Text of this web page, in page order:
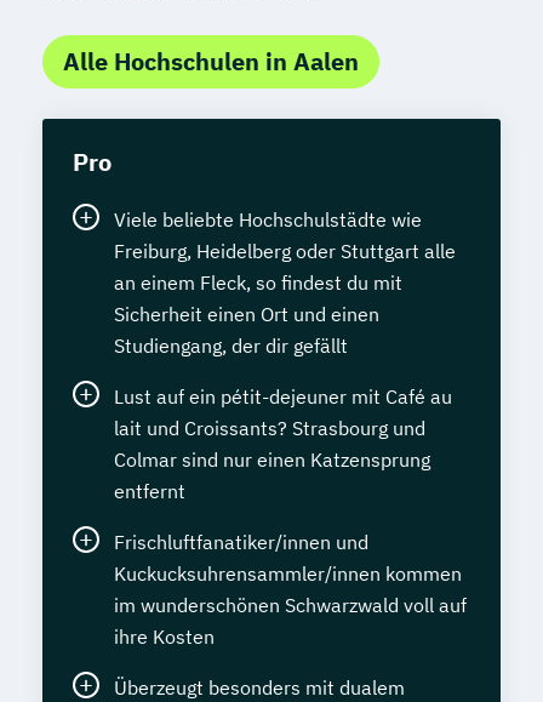
Alle Hochschulen in Aalen
Pro
Viele beliebte Hochschulstädte wie
Freiburg, Heidelberg oder Stuttgart alle
an einem Fleck, so findest du mit
Sicherheit einen Ort und einen
Studiengang, der dir gefällt
Lust auf ein pétit-dejeuner mit Café au
lait und Croissants? Strasbourg und
Colmar sind nur einen Katzensprung
entfernt
Frischluftfanatiker/innen und
Kuckucksuhrensammler/innen kommen
im wunderschönen Schwarzwald voll auf
ihre Kosten
Überzeugt besonders mit dualem